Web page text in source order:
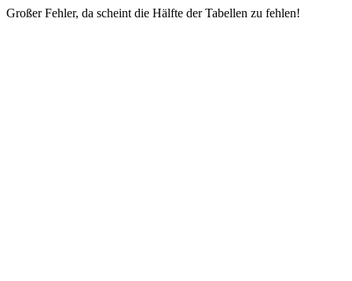
Großer Fehler, da scheint die Hälfte der Tabellen zu fehlen!